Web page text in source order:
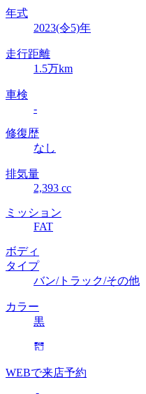
年式
2023(令5)年
走行距離
1.5万km
車検
-
修復歴
なし
排気量
2,393 cc
ミッション
FAT
ボディ
タイプ
バン/トラック/その他
カラー
黒
WEBで来店予約